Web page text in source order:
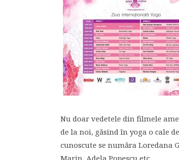
Nu doar vedetele din filmele
de la noi, găsind în yoga o cale
cunoscute se număra Loredana
Marin, Adela Popescu etc.